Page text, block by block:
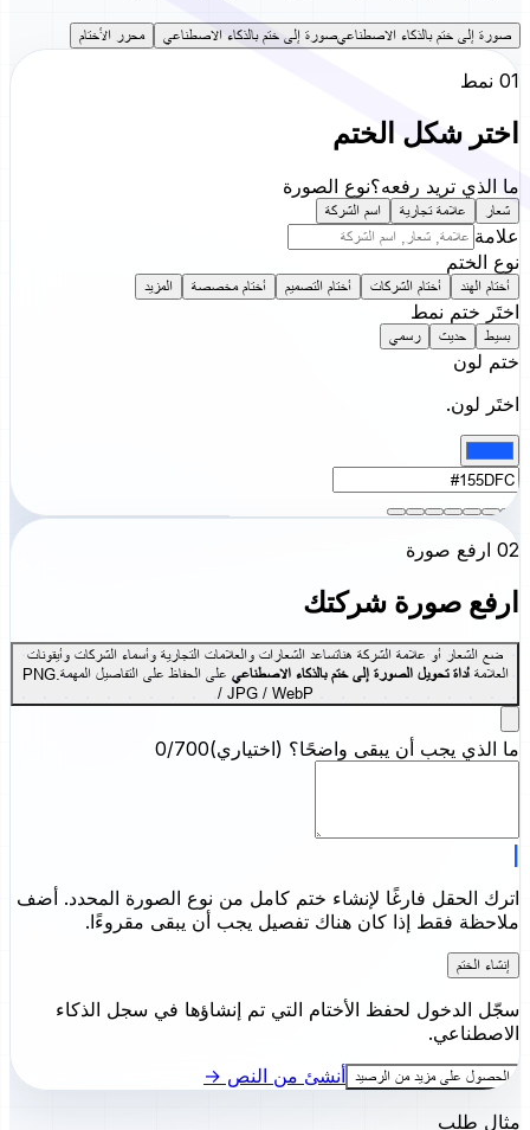
صورة إلى ختم بالذكاء الاصطناعيصورة إلى ختم بالذكاء الاصطناعي محرر الأختام
01 نمط
اختر شكل الختم
ما الذي تريد رفعه؟نوع الصورة
شعار علامة تجارية اسم الشركة
علامة
نوع الختم
أختام الهند أختام الشركات أختام التصميم أختام مخصصة المزيد
اختَر ختم نمط
بسيط حديث رسمي
ختم لون
اختَر لون.
02 ارفع صورة
ارفع صورة شركتك
ضع الشعار أو علامة الشركة هناتساعد الشعارات والعلامات التجارية وأسماء الشركات وأيقونات
العلامةأداة تحويل الصورة إلى ختم بالذكاء الاصطناعي على الحفاظ على التفاصيل المهمة.PNG
/ JPG / WebP
ما الذي يجب أن يبقى واضحًا؟ (اختياري)0/700
اترك الحقل فارغًا لإنشاء ختم كامل من نوع الصورة المحدد. أضف
ملاحظة فقط إذا كان هناك تفصيل يجب أن يبقى مقروءًا.
إنشاء الختم
سجّل الدخول لحفظ الأختام التي تم إنشاؤها في سجل الذكاء
الاصطناعي.
الحصول على مزيد من الرصيد أنشئ من النص →
مثال طلب